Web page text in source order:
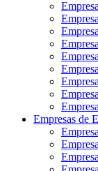
Empresas de